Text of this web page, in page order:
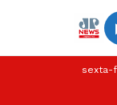
sexta-